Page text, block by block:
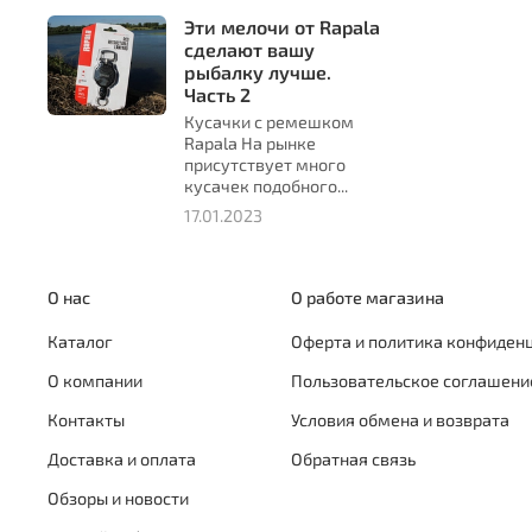
Эти мелочи от Rapala
сделают вашу
рыбалку лучше.
Часть 2
Кусачки с ремешком
Rapala На рынке
присутствует много
кусачек подобного...
17.01.2023
О нас
Каталог
О компании
Контакты
Доставка и оплата
Обзоры и новости
О работе магазина
Оферта и политика
Пользовательское
Условия обмена и возврата
Обратная связь